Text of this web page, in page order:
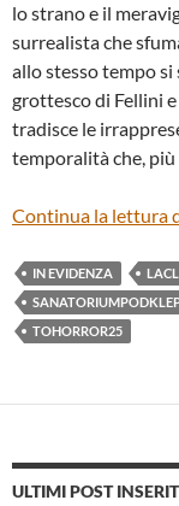
lo strano e il
surrealista che
allo stesso tempo
grottesco di Fellini
tradisce le
temporalità che, più
Continua la lettura
IN EVIDENZA
TOHORROR25
ULTIMI POST